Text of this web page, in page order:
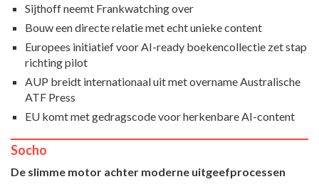
Sijthoff neemt Frankwatching over
Bouw een directe relatie met echt unieke content
Europees initiatief voor AI-ready boekencollectie zet stap
richting pilot
AUP breidt internationaal uit met overname Australische
ATF Press
EU komt met gedragscode voor herkenbare AI-content
Socho
De slimme motor achter moderne uitgeefprocessen